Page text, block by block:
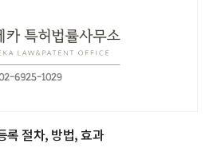
록 절차, 방법, 효과